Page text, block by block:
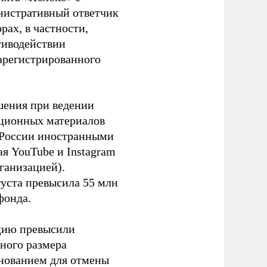
ответчик
в частности,
при ведении
материалов
иностранными
YouTube и Instagram
превысила 55 млн
превысили
размера
для отмены